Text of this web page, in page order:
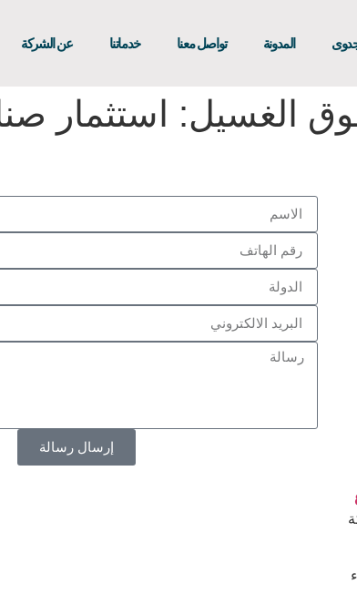
المدونة تواصل معنا خدماتنا عن الشركة
الغسيل: استثمار
إرسال رسالة